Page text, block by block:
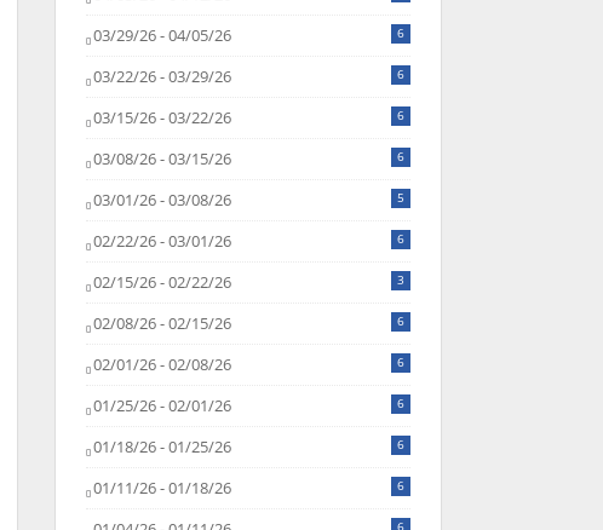
03/29/26 - 04/05/26 6
03/22/26 - 03/29/26 6
03/15/26 - 03/22/26 6
03/08/26 - 03/15/26 6
03/01/26 - 03/08/26 5
02/22/26 - 03/01/26 6
02/15/26 - 02/22/26 3
02/08/26 - 02/15/26 6
02/01/26 - 02/08/26 6
01/25/26 - 02/01/26 6
01/18/26 - 01/25/26 6
01/11/26 - 01/18/26 6
6